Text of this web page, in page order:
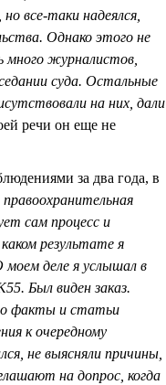
все-таки надеялся,
Однако этого не
много журналистов,
суда. Остальные
на них, дали
речи он еще не
за два года, в
сам процесс и
результате я
моем деле я услышал в
Был виден заказ.
факты и статьи
к очередному
не выясняли причины,
на допрос, когда